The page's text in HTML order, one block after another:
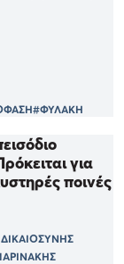
#ΦΥΛΑΚΗ
για
ποινές